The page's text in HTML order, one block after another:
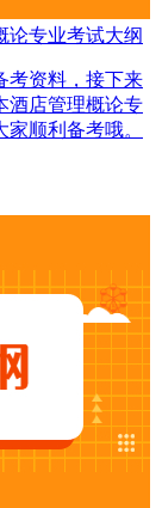
论专业考试大纲
考资料，接下来
酒店管理概论专
顺利备考哦。